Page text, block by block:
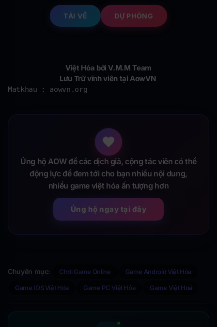
TẢI VỀ DỰ PHÒNG
Việt Hóa bởi V.M.M Team
Lưu Trữ vĩnh viên tại AowVN
Matkhau : aowvn.org
Ủng hộ AOW để các dịch giả, cộng tác viên có thể
động lực để đem tới cho bạn nhiều nội dung,
nhiều game việt hóa ấn tượng hơn
Ủng hộ ngay tại đây
Chuyên mục: Chơi Game Online Game Android Việt Hóa
Game IOS Việt Hóa Game PC Việt Hóa Game Việt Hoá